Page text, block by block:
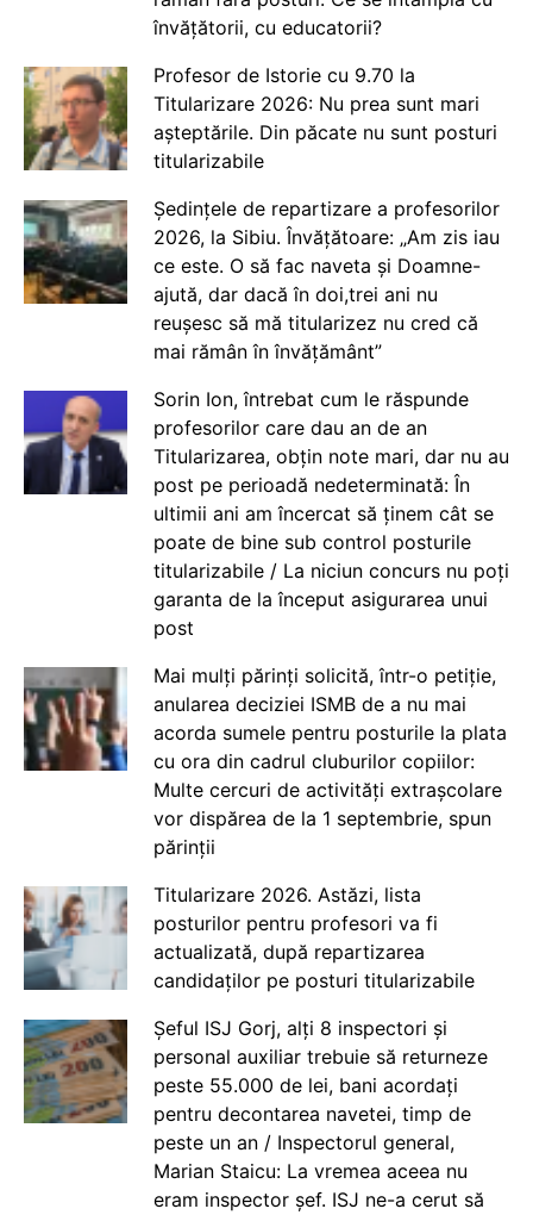
învățătorii, cu educatorii?
Profesor de Istorie cu 9.70 la
Titularizare 2026: Nu prea sunt mari
așteptările. Din păcate nu sunt posturi
titularizabile
Ședințele de repartizare a profesorilor
2026, la Sibiu. Învățătoare: „Am zis iau
ce este. O să fac naveta și Doamne-
ajută, dar dacă în doi,trei ani nu
reușesc să mă titularizez nu cred că
mai rămân în învățământ”
Sorin Ion, întrebat cum le răspunde
profesorilor care dau an de an
Titularizarea, obțin note mari, dar nu au
post pe perioadă nedeterminată: În
ultimii ani am încercat să ținem cât se
poate de bine sub control posturile
titularizabile / La niciun concurs nu poți
garanta de la început asigurarea unui
post
Mai mulți părinți solicită, într-o petiție,
anularea deciziei ISMB de a nu mai
acorda sumele pentru posturile la plata
cu ora din cadrul cluburilor copiilor:
Multe cercuri de activități extrașcolare
vor dispărea de la 1 septembrie, spun
părinții
Titularizare 2026. Astăzi, lista
posturilor pentru profesori va fi
actualizată, după repartizarea
candidaților pe posturi titularizabile
Șeful ISJ Gorj, alți 8 inspectori și
personal auxiliar trebuie să returneze
peste 55.000 de lei, bani acordați
pentru decontarea navetei, timp de
peste un an / Inspectorul general,
Marian Staicu: La vremea aceea nu
eram inspector șef. ISJ ne-a cerut să